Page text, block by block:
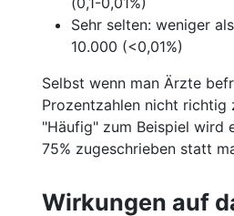
Sehr selten: weniger
10.000 (<0,01%)
Selbst wenn man Ärzte
Prozentzahlen nicht richtig
"Häufig" zum Beispiel wird
75% zugeschrieben statt
Wirkungen auf